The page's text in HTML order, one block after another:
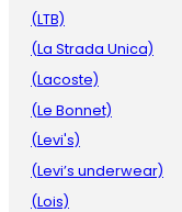
(LTB)
(La Strada Unica)
(Lacoste)
(Le Bonnet)
(Levi's)
(Levi’s underwear)
(Lois)